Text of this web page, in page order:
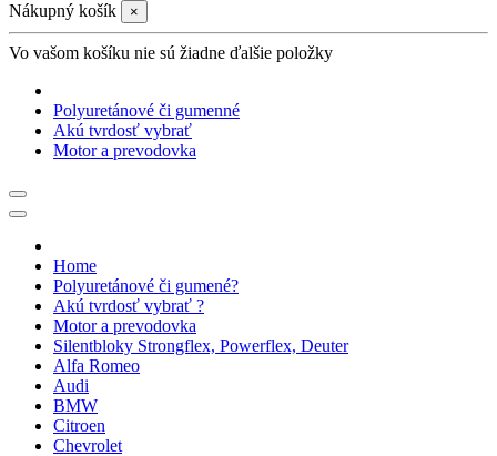
Nákupný košík
×
Vo vašom košíku nie sú žiadne ďalšie položky
Polyuretánové či gumenné
Akú tvrdosť vybrať
Motor a prevodovka
Home
Polyuretánové či gumené?
Akú tvrdosť vybrať ?
Motor a prevodovka
Silentbloky Strongflex, Powerflex, Deuter
Alfa Romeo
Audi
BMW
Citroen
Chevrolet